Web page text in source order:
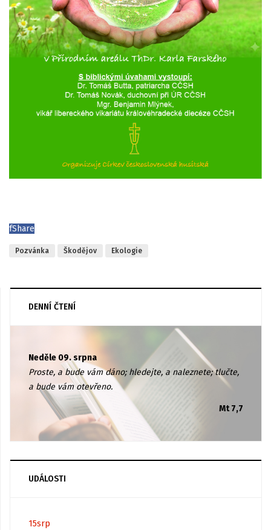
fShare
Pozvánka Škodějov Ekologie
DENNÍ ČTENÍ
Neděle 09. srpna
Proste, a bude vám dáno; hledejte, a naleznete; tlučte,
a bude vám otevřeno.
Mt 7,7
UDÁLOSTI
15srp